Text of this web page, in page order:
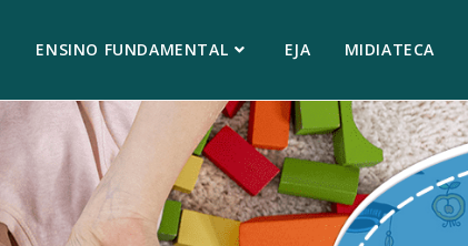
ENSINO FUNDAMENTAL EJA MIDIATECA